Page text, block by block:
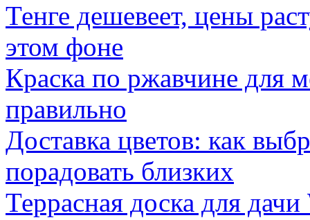
Тенге дешевеет, цены
этом фоне
Краска по ржавчине для
правильно
Доставка цветов: как
порадовать близких
Террасная доска для